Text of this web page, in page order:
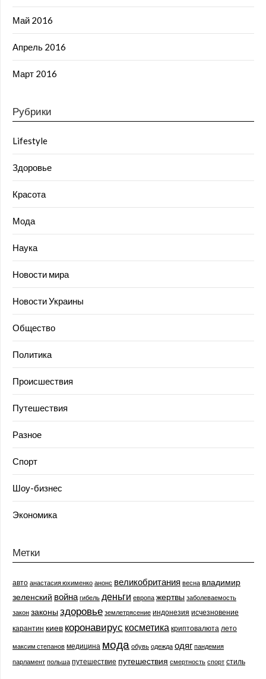
Май 2016
Апрель 2016
Март 2016
Рубрики
Lifestyle
Здоровье
Красота
Мода
Наука
Новости мира
Новости Украины
Общество
Политика
Происшествия
Путешествия
Разное
Спорт
Шоу-бизнес
Экономика
Метки
авто анастасия юхименко анонс великобритания весна владимир
зеленский война гибель деньги европа жертвы заболеваемость
закон законыздоровье землетрясение индонезия исчезновение
карантин киев коронавирус косметика криптовалюта лето
максим степанов медицина мода обувь одежда одяг пандемия
парламент польша путешествие путешествия смертность спорт стиль